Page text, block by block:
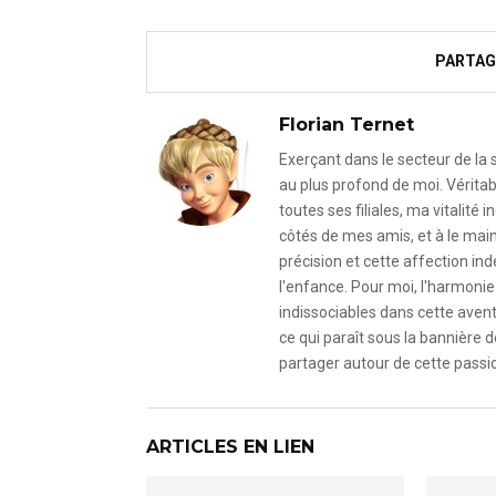
Florian Ternet
Exerçant dans le secteur de
au plus profond de moi.
toutes ses filiales, ma vitalité
côtés de mes amis, et à le
précision et cette affection
l'enfance. Pour moi,
indissociables dans cette
ce qui paraît sous la bannière
partager autour de cette
ARTICLES EN LIEN